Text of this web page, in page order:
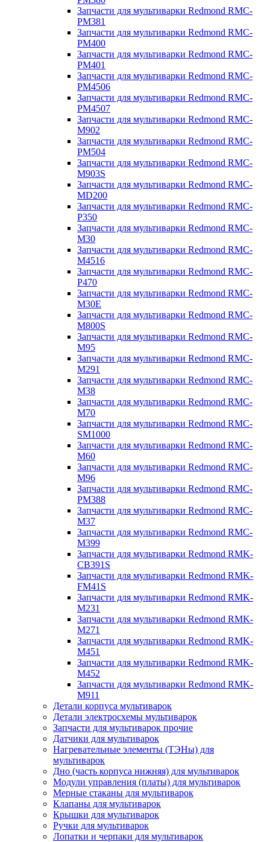
Запчасти для мультиварки Redmond RMC-
PM381
Запчасти для мультиварки Redmond RMC-
PM400
Запчасти для мультиварки Redmond RMC-
PM401
Запчасти для мультиварки Redmond RMC-
PM4506
Запчасти для мультиварки Redmond RMC-
PM4507
Запчасти для мультиварки Redmond RMC-
M902
Запчасти для мультиварки Redmond RMC-
PM504
Запчасти для мультиварки Redmond RMC-
M903S
Запчасти для мультиварки Redmond RMC-
MD200
Запчасти для мультиварки Redmond RMC-
P350
Запчасти для мультиварки Redmond RMC-
M30
Запчасти для мультиварки Redmond RMC-
M4516
Запчасти для мультиварки Redmond RMC-
P470
Запчасти для мультиварки Redmond RMC-
M30E
Запчасти для мультиварки Redmond RMC-
M800S
Запчасти для мультиварки Redmond RMC-
M95
Запчасти для мультиварки Redmond RMC-
M291
Запчасти для мультиварки Redmond RMC-
M38
Запчасти для мультиварки Redmond RMC-
M70
Запчасти для мультиварки Redmond RMC-
SM1000
Запчасти для мультиварки Redmond RMC-
M60
Запчасти для мультиварки Redmond RMC-
M96
Запчасти для мультиварки Redmond RMC-
PM388
Запчасти для мультиварки Redmond RMC-
M37
Запчасти для мультиварки Redmond RMC-
M399
Запчасти для мультиварки Redmond RMK-
CB391S
Запчасти для мультиварки Redmond RMK-
FM41S
Запчасти для мультиварки Redmond RMK-
M231
Запчасти для мультиварки Redmond RMK-
M271
Запчасти для мультиварки Redmond RMK-
M451
Запчасти для мультиварки Redmond RMK-
M452
Запчасти для мультиварки Redmond RMK-
M911
Детали корпуса мультиварок
Детали электросхемы мультиварок
Запчасти для мультиварок прочие
Датчики для мультиварок
Нагревательные элементы (ТЭНы) для
мультиварок
Дно (часть корпуса нижняя) для мультиварок
Модули управления (платы) для мультиварок
Мерные стаканы для мультиварок
Клапаны для мультиварок
Крышки для мультиварок
Ручки для мультиварок
Лопатки и черпаки для мультиварок